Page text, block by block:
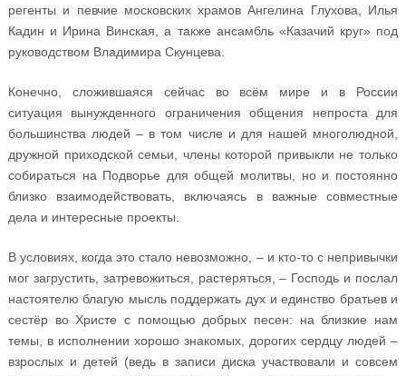
регенты и певчие московских храмов Ангелина Глухова, Илья
Кадин и Ирина Винская, а также ансамбль «Казачий круг» под
руководством Владимира Скунцева.
Конечно, сложившаяся сейчас во всём мире и в России
ситуация вынужденного ограничения общения непроста для
большинства людей – в том числе и для нашей многолюдной,
дружной приходской семьи, члены которой привыкли не только
собираться на Подворье для общей молитвы, но и постоянно
близко взаимодействовать, включаясь в важные совместные
дела и интересные проекты.
В условиях, когда это стало невозможно, – и кто-то с непривычки
мог загрустить, затревожиться, растеряться, – Господь и послал
настоятелю благую мысль поддержать дух и единство братьев и
сестёр во Христе с помощью добрых песен: на близкие нам
темы, в исполнении хорошо знакомых, дорогих сердцу людей –
взрослых и детей (ведь в записи диска участвовали и совсем